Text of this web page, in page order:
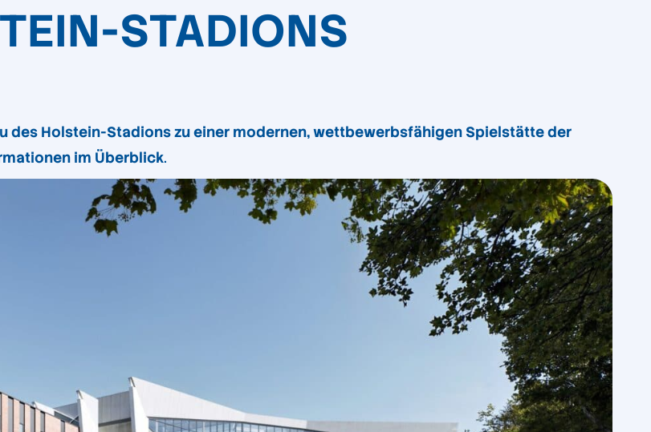
STADIONS
des Holstein-Stadions zu einer modernen, wettbewerbsfähigen Spielstätte der
im Überblick.